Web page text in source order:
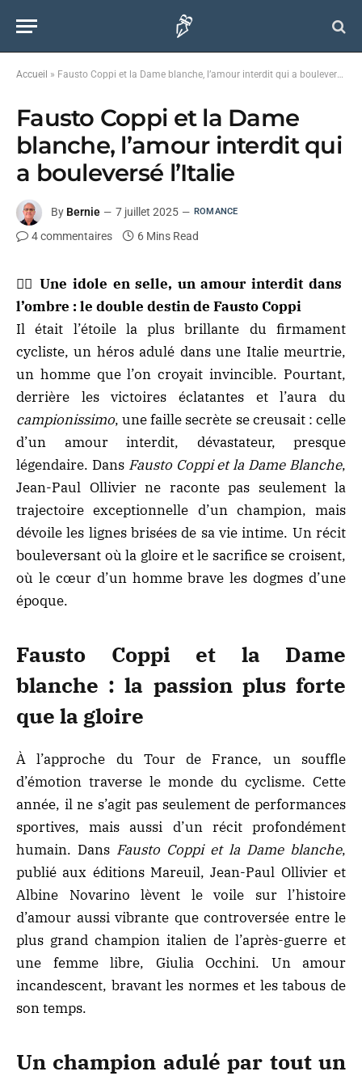
Accueil » Fausto Coppi et la Dame blanche, l’amour interdit qui a bouleversé l’Italie
Fausto Coppi et la Dame
blanche, l’amour interdit qui
a bouleversé l’Italie
By Bernie 7 juillet 2025 ROMANCE
4 commentaires 6 Mins Read
🚴‍♂️Une idole en selle, un amour interdit dans
l’ombre : le double destin de Fausto Coppi
Il était l’étoile la plus brillante du firmament
cycliste, un héros adulé dans une Italie meurtrie,
un homme que l’on croyait invincible. Pourtant,
derrière les victoires éclatantes et l’aura du
campionissimo, une faille secrète se creusait : celle
d’un amour interdit, dévastateur, presque
légendaire. Dans Fausto Coppi et la Dame Blanche,
Jean-Paul Ollivier ne raconte pas seulement la
trajectoire exceptionnelle d’un champion, mais
dévoile les lignes brisées de sa vie intime. Un récit
bouleversant où la gloire et le sacrifice se croisent,
où le cœur d’un homme brave les dogmes d’une
époque.
Fausto Coppi et la Dame
blanche : la passion plus forte
que la gloire
À l’approche du Tour de France, un souffle
d’émotion traverse le monde du cyclisme. Cette
année, il ne s’agit pas seulement de performances
sportives, mais aussi d’un récit profondément
humain. Dans Fausto Coppi et la Dame blanche,
publié aux éditions Mareuil, Jean-Paul Ollivier et
Albine Novarino lèvent le voile sur l’histoire
d’amour aussi vibrante que controversée entre le
plus grand champion italien de l’après-guerre et
une femme libre, Giulia Occhini. Un amour
incandescent, bravant les normes et les tabous de
son temps.
Un champion adulé par tout un